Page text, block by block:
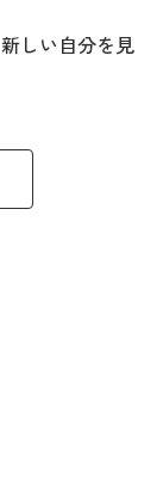
しい自分を見